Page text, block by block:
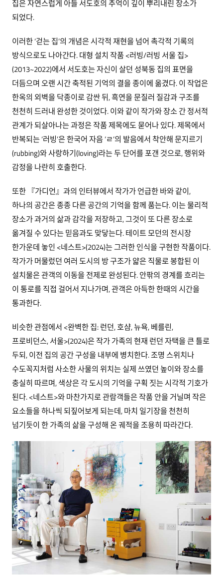
집은 자연스럽게 아들 서도호의 추억이 깊이 뿌리내린 장소가
되었다.
이러한 ‘걷는 집’의 개념은 시각적 재현을 넘어 촉각적 기록의
방식으로도 나아간다. 대형 설치 작품 <러빙/러빙 서울 집>
(2013~2022)에서 서도호는 자신이 살던 성북동 집의 표면을
더듬으며 오랜 시간 축적된 기억의 결을 종이에 옮겼다. 이 작업은
한옥의 외벽을 닥종이로 감싼 뒤, 흑연을 문질러 질감과 구조를
천천히 드러내 완성한 것이었다. 이와 같이 작가와 장소 간 정서적
관계가 되살아나는 과정은 작품 제목에도 묻어나 있다. 제목에서
반복되는 ‘러빙’은 한국어 자음 ‘ㄹ’의 발음에서 착안해 문지르기
(rubbing)와 사랑하기(loving)라는 두 단어를 포갠 것으로, 행위와
감정을 나란히 호출한다.
또한 『가디언』과의 인터뷰에서 작가가 언급한 바와 같이,
하나의 공간은 종종 다른 공간의 기억을 함께 품는다. 이는 물리적
장소가 과거의 삶과 감각을 저장하고, 그것이 또 다른 장소로
옮겨질 수 있다는 믿음과도 맞닿는다. 테이트 모던의 전시장
한가운데 놓인 <네스트>(2024)는 그러한 인식을 구현한 작품이다.
작가가 머물렀던 여러 도시의 방 구조가 얇은 직물로 봉합된 이
설치물은 관객의 이동을 전제로 완성된다. 안팎의 경계를 흐리는
이 통로를 직접 걸어서 지나가며, 관객은 아득한 한때의 시간을
통과한다.
비슷한 관점에서 <완벽한 집: 런던, 호샴, 뉴욕, 베를린,
프로비던스, 서울>(2024)은 작가 가족의 현재 런던 자택을 큰 틀로
두되, 이전 집의 공간 구성을 내부에 병치한다. 조명 스위치나
수도꼭지처럼 사소한 사물의 위치는 실제 쓰였던 높이와 장소를
충실히 따르며, 색상은 각 도시의 기억을 구획 짓는 시각적 기호가
된다. <네스트>와 마찬가지로 관람객들은 작품 안을 거닐며 작은
요소들을 하나씩 되짚어보게 되는데, 마치 일기장을 천천히
넘기듯이 한 가족의 삶을 구성해 온 궤적을 조용히 따라간다.